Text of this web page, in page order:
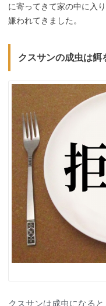
に寄ってきて家の中に入
嫌われてきました。
クスサンの成虫は餌
クスサンは成虫になる